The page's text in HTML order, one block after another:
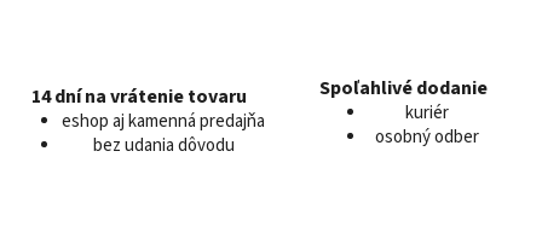
14 dní na vrátenie tovaru
eshop aj kamenná predajňa
bez udania dôvodu
Spoľahlivé dodanie
kuriér
osobný odber